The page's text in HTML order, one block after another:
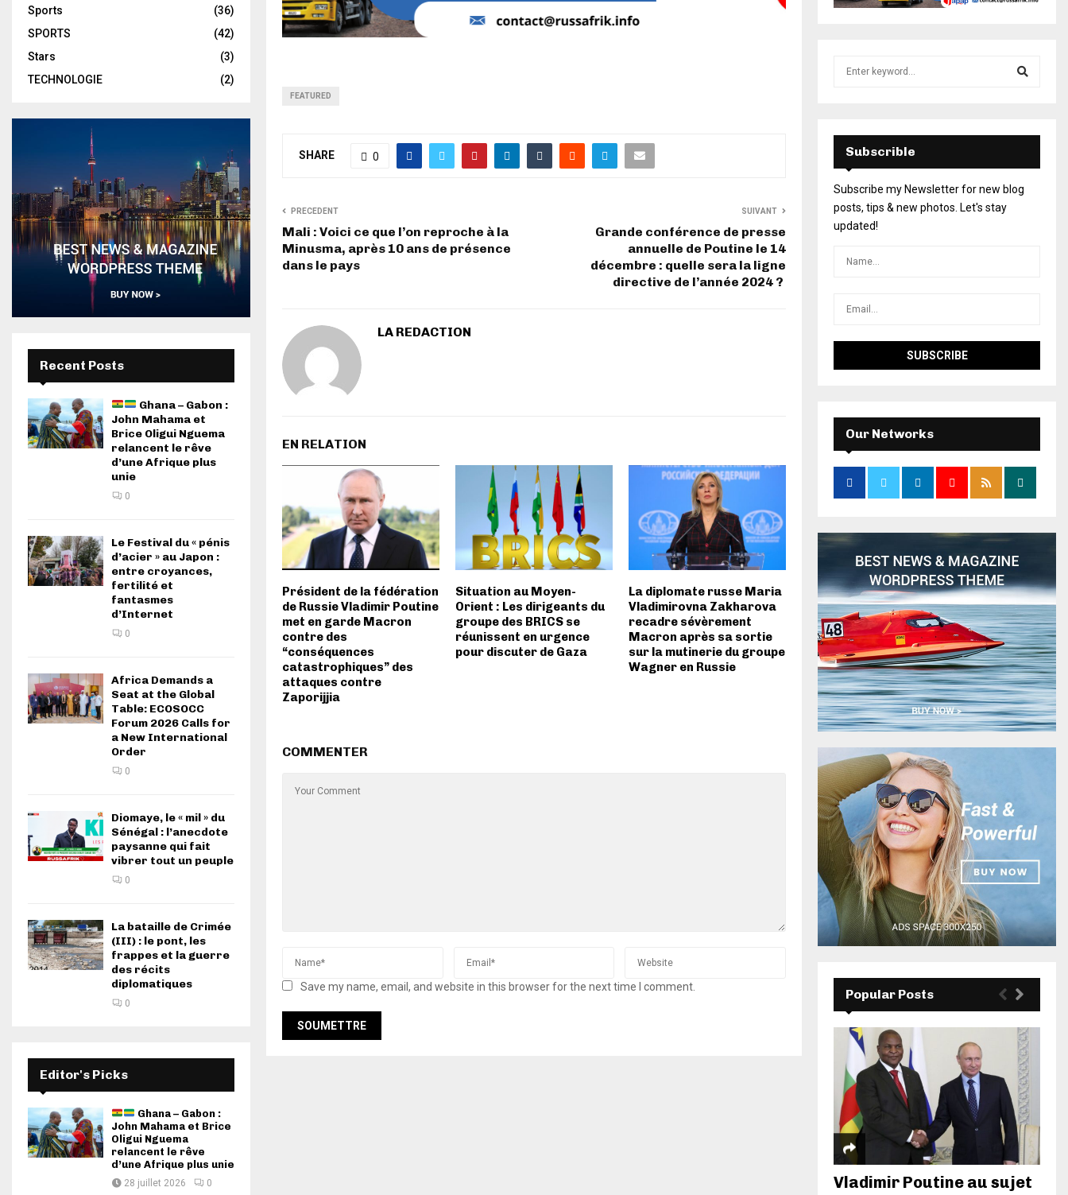
FEATURED
SHARE 0
PRECEDENT
Mali : Voici ce que l’on reproche à la
Minusma, après 10 ans de présence
dans le pays
SUIVANT
Grande conférence de presse
annuelle de Poutine le 14
décembre : quelle sera la ligne
directive de l’année 2024 ?
LA REDACTION
EN RELATION
Président de la fédération
de Russie Vladimir Poutine
met en garde Macron
contre des
“conséquences
catastrophiques” des
attaques contre
Zaporijjia
Situation au Moyen-
Orient : Les dirigeants du
groupe des BRICS se
réunissent en urgence
pour discuter de Gaza
La diplomate russe Maria
Vladimirovna Zakharova
recadre sévèrement
Macron après sa sortie
sur la mutinerie du groupe
Wagner en Russie
COMMENTER
Save my name, email, and website in this browser for the next time I comment.
Sports
(36)
SPORTS
(42)
Stars
(3)
TECHNOLOGIE
(2)
Recent Posts
Ghana – Gabon :
John Mahama et
Brice Oligui Nguema
relancent le rêve
d’une Afrique plus
unie
0
Le Festival du « pénis
d’acier » au Japon :
entre croyances,
fertilité et
fantasmes
d’Internet
0
Africa Demands a
Seat at the Global
Table: ECOSOCC
Forum 2026 Calls for
a New International
Order
0
Diomaye, le « mil » du
Sénégal : l’anecdote
paysanne qui fait
vibrer tout un peuple
0
La bataille de Crimée
(III) : le pont, les
frappes et la guerre
des récits
diplomatiques
0
Editor's Picks
Ghana – Gabon :
John Mahama et Brice
Oligui Nguema
relancent le rêve
d’une Afrique plus unie
28 juillet 2026 0
Subscrible
Subscribe my Newsletter for new blog
posts, tips & new photos. Let's stay
updated!
Our Networks
Popular Posts
Vladimir Poutine au sujet